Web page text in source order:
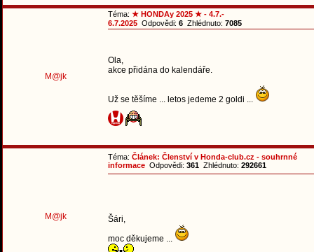
M@jk
Téma: ★ HONDAy 2025 ★ - 4.7.-
6.7.2025 Odpovědi: 6 Zhlédnuto: 7085
Ola,
akce přidána do kalendáře.
Už se těšíme ... letos jedeme 2 goldi ...
M@jk
Téma: Článek: Členství v Honda-club.cz - souhrnné
informace Odpovědi: 361 Zhlédnuto: 292661
Šári,
moc děkujeme ...